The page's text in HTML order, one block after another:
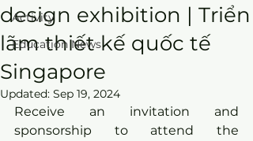
Activity
Education News
design exhibition | Triển
lãm thiết kế quốc tế
Singapore
Updated: Sep 19, 2024
Receive an invitation and
sponsorship to attend the